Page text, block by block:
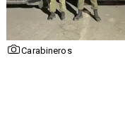
Carabineros